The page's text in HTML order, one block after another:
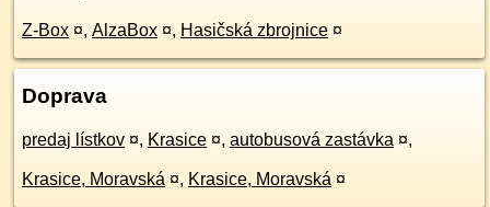
Z-Box ¤, AlzaBox ¤, Hasičská zbrojnice ¤
Doprava
predaj lístkov ¤, Krasice ¤, autobusová zastávka ¤,
Krasice, Moravská ¤, Krasice, Moravská ¤